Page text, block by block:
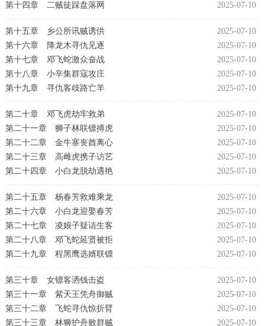
2025-07-10
第十四章 二贼徒踩盘落网
2025-07-10
第十五章 乡公所讯贼诱供
2025-07-10
第十六章 降龙木寻仇见逐
2025-07-10
第十七章 邓飞蛇激众奋战
2025-07-10
第十八章 小辛集群寇攻庄
2025-07-10
第十九章 寻仇客歧路亡羊
2025-07-10
第二十章 邓飞虎劫牢救弟
2025-07-10
第二十一章 狮子林联镖搏虎
2025-07-10
第二十二章 金牛寨丧酋离心
2025-07-10
第二十三章 高雌虎携子访艺
2025-07-10
第二十四章 小白龙脱劫遇艳
2025-07-10
第二十五章 杨春芳救难乘龙
2025-07-10
第二十六章 小白龙迎娶春芳
2025-07-10
第二十七章 凌娘子疑诘生客
2025-07-10
第二十八章 邓飞蛇延贤被拒
2025-07-10
第二十九章 程黑鹰选婿联镖
2025-07-10
第三十章 女镖客洒钱击盗
2025-07-10
第三十一章 紫天王凭舟御贼
2025-07-10
第三十二章 飞蛇寻仇惊折臂
2025-07-10
第三十三章 林狮护舟败群贼